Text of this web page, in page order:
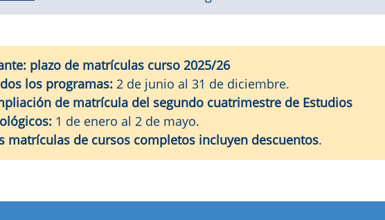
plazo de matrículas curso 2025/26
los programas: 2 de junio al 31 de diciembre.
de matrícula del segundo cuatrimestre de Estudios
1 de enero al 2 de mayo.
matrículas de cursos completos incluyen descuentos.